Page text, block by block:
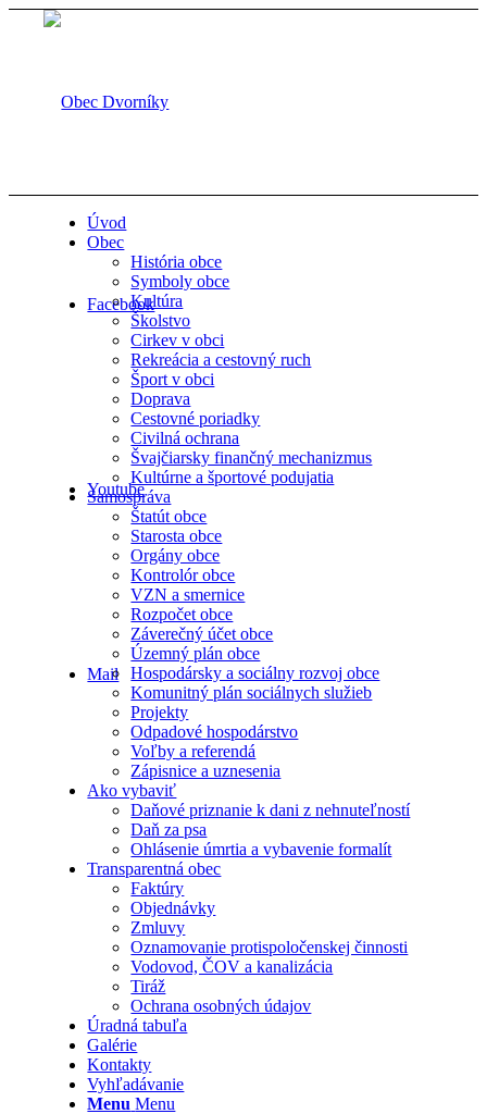
Facebook
Youtube
Mail
Úvod
Obec
História obce
Symboly obce
Kultúra
Školstvo
Cirkev v obci
Rekreácia a cestovný ruch
Šport v obci
Doprava
Cestovné poriadky
Civilná ochrana
Švajčiarsky finančný mechanizmus
Kultúrne a športové podujatia
Samospráva
Štatút obce
Starosta obce
Orgány obce
Kontrolór obce
VZN a smernice
Rozpočet obce
Záverečný účet obce
Územný plán obce
Hospodársky a sociálny rozvoj obce
Komunitný plán sociálnych služieb
Projekty
Odpadové hospodárstvo
Voľby a referendá
Zápisnice a uznesenia
Ako vybaviť
Daňové priznanie k dani z nehnuteľností
Daň za psa
Ohlásenie úmrtia a vybavenie formalít
Transparentná obec
Faktúry
Objednávky
Zmluvy
Oznamovanie protispoločenskej činnosti
Vodovod, ČOV a kanalizácia
Tiráž
Ochrana osobných údajov
Úradná tabuľa
Galérie
Kontakty
Vyhľadávanie
Menu Menu